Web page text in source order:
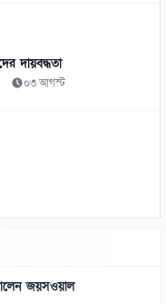
নয়: প্রধানমন্ত্রী
দায়বদ্ধতা
০৩ আগস্ট
জয়সওয়াল